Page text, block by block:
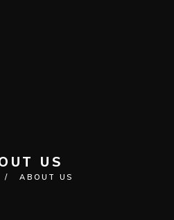
US
/ ABOUT US